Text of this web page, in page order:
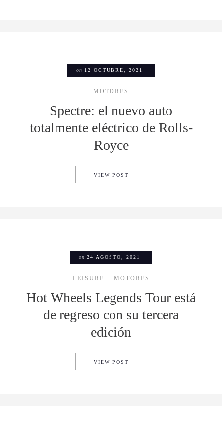
on 12 OCTUBRE, 2021
MOTORES
Spectre: el nuevo auto
totalmente eléctrico de Rolls-
Royce
VIEW POST
on 24 AGOSTO, 2021
LEISURE MOTORES
Hot Wheels Legends Tour está
de regreso con su tercera
edición
VIEW POST